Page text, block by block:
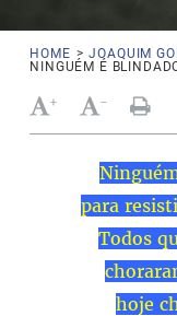
HOME > JOAQUIM
NINGUÉM É
+ -
para
Todos
hoje